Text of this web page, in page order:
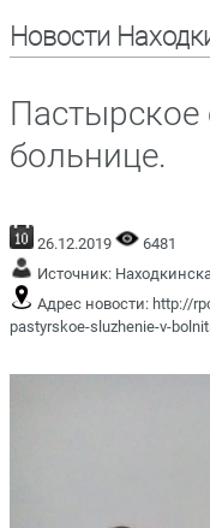
Новости
Пастырское
больнице.
26.12.2019
6481
Источник:
Адрес новости: http://
pastyrskoe-sluzhenie-v-